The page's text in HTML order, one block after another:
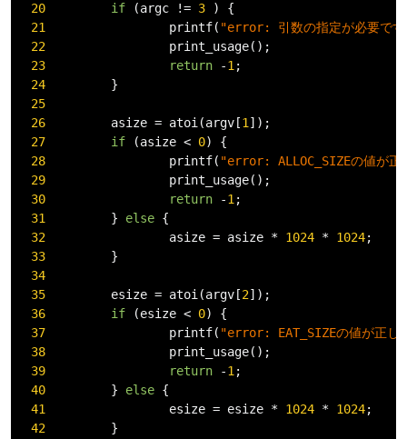
20
if (argc != 3 )
{
21
                 printf
( "error: 引数の指定が必要で
22
                 print_usage
();
23
return -1;
24
}
25
26
         asize
= atoi(argv [1]);
27
if (asize < 0)
{
28
                 printf
( "error: ALLOC_SIZEの値が正
29
                 print_usage
();
30
return -1;
31
} else {
32
                 asize
= asize * 1024 * 1024;
33
}
34
35
         esize
= atoi(argv [2]);
36
if (esize < 0)
{
37
                 printf
( "error: EAT_SIZEの値が正し
38
                 print_usage
();
39
return -1;
40
} else {
41
                 esize
= esize * 1024 * 1024;
42
}